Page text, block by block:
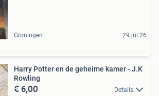
Groningen 29 jul 26
Harry Potter en de geheime kamer - J.K
Rowling
€ 6,00 Details